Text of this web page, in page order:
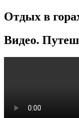
Отдых в
Видео.